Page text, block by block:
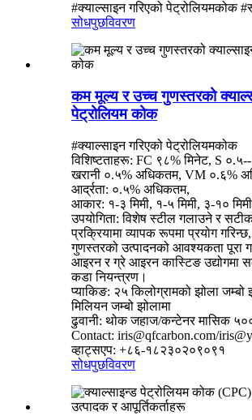
#क्याल्साइन गरिएको पेट्रोलियमकोक
सोधपुछविवरण
कम मूल्य र उच्च गुणस्तरको
पेट्रोलियम कोक
#क्याल्साइन गरिएको पेट्रोलियमकोक
विशिष्टताहरू: FC ९८% मिनेट, S
खरानी ०.५% अधिकतम, VM ०.६%
आर्द्रता: ०.५% अधिकतम,
आकार: १-३ मिमी, १-५ मिमी, ३-१०
उपयोगिता: विशेष स्टील गलाउने र
प्रक्रियामा व्यापक रूपमा प्रयोग
गुणस्तरको उत्पादनको आवश्यकता पूरा
आइरन र ग्रे आइरन कास्टिङ उद्योगमा
कडा नियन्त्रण।
प्याकिङ: २५ किलोग्रामको झोला जम्बो
मिलियन जम्बो झोलामा
ढुवानी: थोक जहाज/कन्टेनर मासिक
Contact: iris@qfcarbon.com/
व्हाट्सएप: +८६-१८२३०२०९०९१
सोधपुछविवरण